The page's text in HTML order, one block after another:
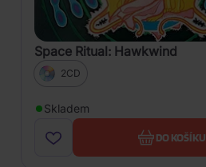
Space Ritual: Hawkwind
2CD
Skladem
DO KOŠÍKU